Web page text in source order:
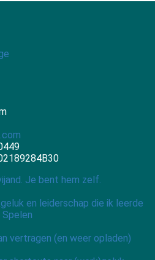
Je bent hem zelf.
en leiderschap die ik leerde
vertragen (en weer opladen)